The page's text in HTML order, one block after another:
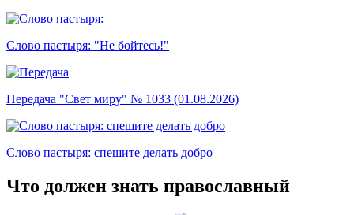
Слово пастыря: "Не бойтесь!"
Передача "Свет миру" № 1033 (01.08.2026)
Слово пастыря: спешите делать добро
Что должен знать православный